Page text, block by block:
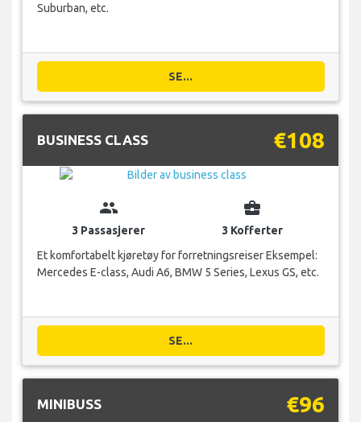
Suburban, etc.
SE...
BUSINESS CLASS €108
group
3 Passasjerer
business_center
3 Kofferter
Et komfortabelt kjøretøy for forretningsreiser Eksempel:
Mercedes E-class, Audi A6, BMW 5 Series, Lexus GS, etc.
SE...
MINIBUSS €96